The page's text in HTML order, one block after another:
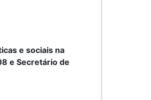
e sociais na
e Secretário de